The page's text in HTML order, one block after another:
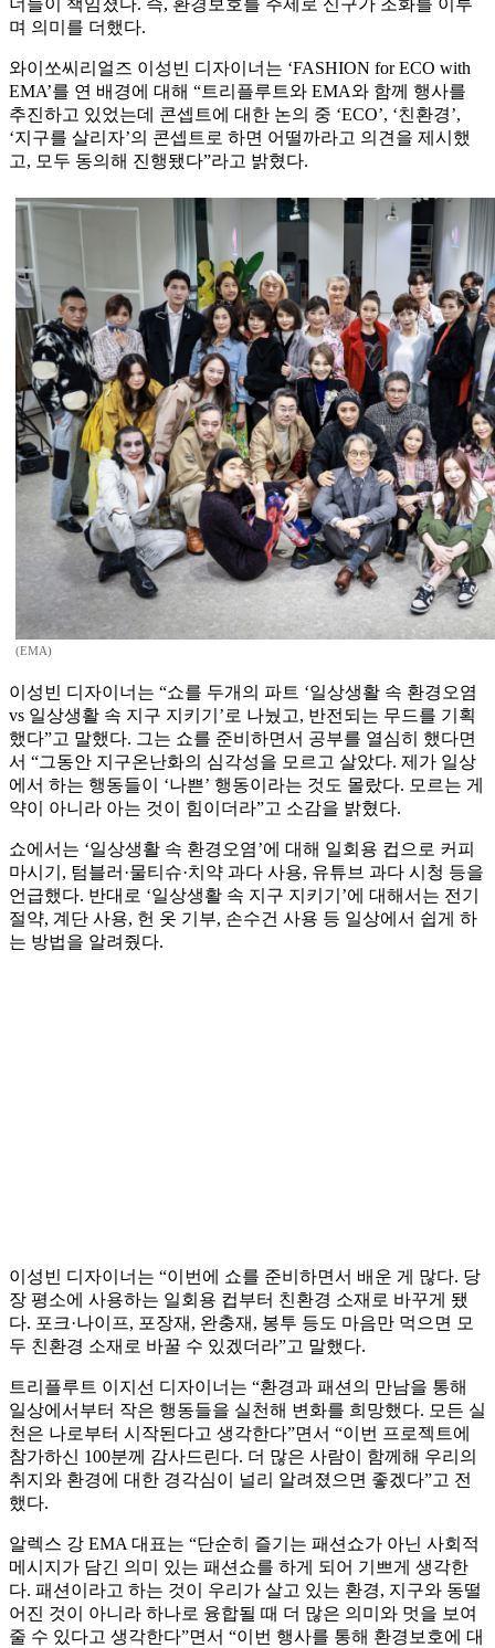
너들이 책임졌다. 즉, 환경보호를 주제로 신구가 조화를 이루
며 의미를 더했다.
와이쏘씨리얼즈 이성빈 디자이너는 ‘FASHION for ECO with
EMA’를 연 배경에 대해 “트리플루트와 EMA와 함께 행사를
추진하고 있었는데 콘셉트에 대한 논의 중 ‘ECO’, ‘친환경’,
‘지구를 살리자’의 콘셉트로 하면 어떨까라고 의견을 제시했
고, 모두 동의해 진행됐다”라고 밝혔다.
(EMA)
이성빈 디자이너는 “쇼를 두개의 파트 ‘일상생활 속 환경오염
vs 일상생활 속 지구 지키기’로 나눴고, 반전되는 무드를 기획
했다”고 말했다. 그는 쇼를 준비하면서 공부를 열심히 했다면
서 “그동안 지구온난화의 심각성을 모르고 살았다. 제가 일상
에서 하는 행동들이 ‘나쁜’ 행동이라는 것도 몰랐다. 모르는 게
약이 아니라 아는 것이 힘이더라”고 소감을 밝혔다.
쇼에서는 ‘일상생활 속 환경오염’에 대해 일회용 컵으로 커피
마시기, 텀블러·물티슈·치약 과다 사용, 유튜브 과다 시청 등을
언급했다. 반대로 ‘일상생활 속 지구 지키기’에 대해서는 전기
절약, 계단 사용, 헌 옷 기부, 손수건 사용 등 일상에서 쉽게 하
는 방법을 알려줬다.
이성빈 디자이너는 “이번에 쇼를 준비하면서 배운 게 많다. 당
장 평소에 사용하는 일회용 컵부터 친환경 소재로 바꾸게 됐
다. 포크·나이프, 포장재, 완충재, 봉투 등도 마음만 먹으면 모
두 친환경 소재로 바꿀 수 있겠더라”고 말했다.
트리플루트 이지선 디자이너는 “환경과 패션의 만남을 통해
일상에서부터 작은 행동들을 실천해 변화를 희망했다. 모든 실
천은 나로부터 시작된다고 생각한다”면서 “이번 프로젝트에
참가하신 100분께 감사드린다. 더 많은 사람이 함께해 우리의
취지와 환경에 대한 경각심이 널리 알려졌으면 좋겠다”고 전
했다.
알렉스 강 EMA 대표는 “단순히 즐기는 패션쇼가 아닌 사회적
메시지가 담긴 의미 있는 패션쇼를 하게 되어 기쁘게 생각한
다. 패션이라고 하는 것이 우리가 살고 있는 환경, 지구와 동떨
어진 것이 아니라 하나로 융합될 때 더 많은 의미와 멋을 보여
줄 수 있다고 생각한다”면서 “이번 행사를 통해 환경보호에 대